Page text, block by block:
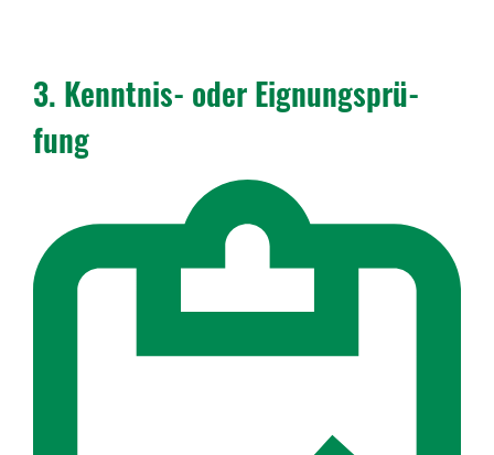
3. Kenntnis- oder Eignungs­prü­
fung